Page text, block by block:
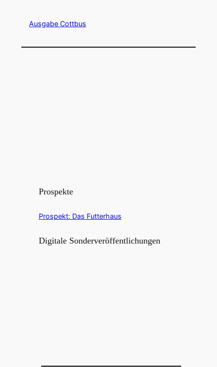
Ausgabe Cottbus
Prospekte
Prospekt: Das Futterhaus
Digitale Sonderveröffentlichungen